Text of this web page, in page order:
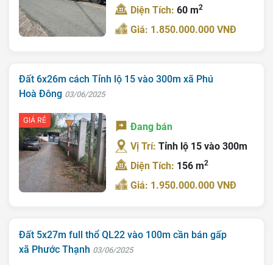
Giới Thiệu
Nhà Bán
Nhà Đất Giá Tốt
Ký Gửi
Liên Hệ
Tin Tức
Diện Tích:60 m2
Giá: 1.850.000.000 VNĐ
Đất 6x26m cách Tỉnh lộ 15 vào 300m xã Phú
Hoà Đông 03/06/2025
GIÁ RẺ
Đang bán
Vị Trí:Tỉnh lộ 15 vào 300m
Diện Tích: 156 m2
Giá: 1.950.000.000 VNĐ
Đất 5x27m full thổ QL22 vào 100m cần bán gấp
xã Phước Thạnh 03/06/2025